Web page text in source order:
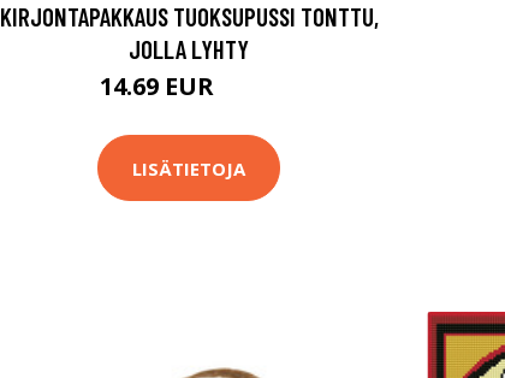
KIRJONTAPAKKAUS TUOKSUPUSSI TONTTU,
JOLLA LYHTY
14.69 EUR
LISÄTIETOJA